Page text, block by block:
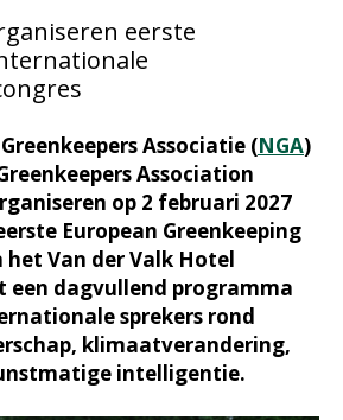
eerste
Associatie (NGA)
Association
op 2 februari 2027
European Greenkeeping
het Van der Valk Hotel
dagvullend programma
sprekers rond
klimaatverandering,
intelligentie.